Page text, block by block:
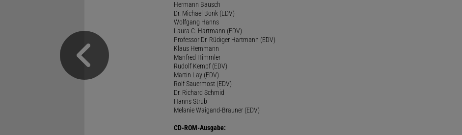
Hermann Bausch
Dr. Michael Bonk (EDV)
Wolfgang Hanns
Laura C. Hartmann (EDV)
Professor Dr. Rüdiger Hartmann (EDV)
Klaus Hemmann
Manfred Himmler
Rudolf Kempf (EDV)
Martin Lay (EDV)
Rolf Sauermost (EDV)
Dr. Richard Schmid
Hanns Strub
Melanie Waigand-Brauner (EDV)
CD-ROM-Ausgabe: